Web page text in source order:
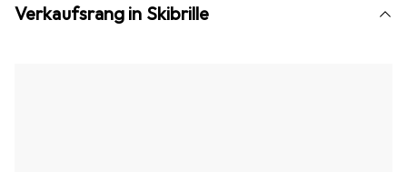
Verkaufsrang in Skibrille